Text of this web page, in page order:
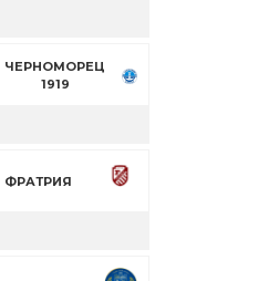
ЧЕРНОМОРЕЦ
1919
ФРАТРИЯ